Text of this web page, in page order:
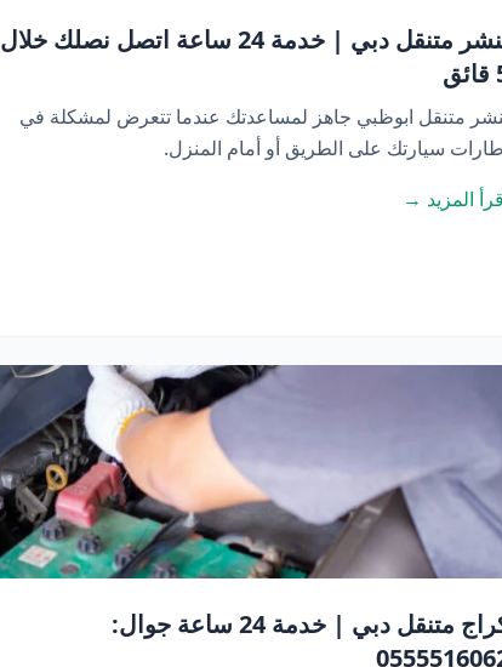
بنشر متنقل دبي | خدمة 24 ساعة اتصل نصلك خلال
متنقل ابوظبي جاهز لمساعدتك عندما تتعرض لمشكلة في
سيارتك على الطريق أو أمام المنزل.
المزيد →
كراج متنقل دبي | خدمة 24 ساعة جوال: